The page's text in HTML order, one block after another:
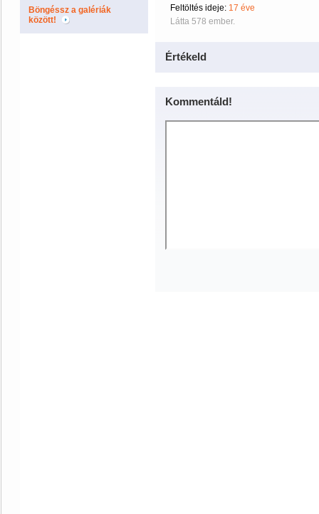
Böngéssz a galériák
között!
Feltöltés ideje: 17 éve
Látta 578 ember.
Értékeld
Kommentáld!